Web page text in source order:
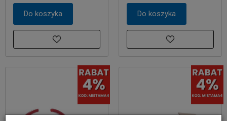
Do koszyka Do koszyka